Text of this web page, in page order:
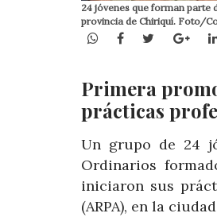
24 jóvenes que forman
provincia de Chiriquí. Foto/
WhatsApp
Facebook
Twitter
Primera
prácticas
Un grupo de 24
Ordinarios
iniciaron sus
(ARPA), en la